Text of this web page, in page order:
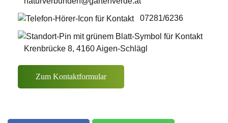
07281/6236
Krenbrücke 8, 4160 Aigen-Schlägl
Zum Kontaktformular